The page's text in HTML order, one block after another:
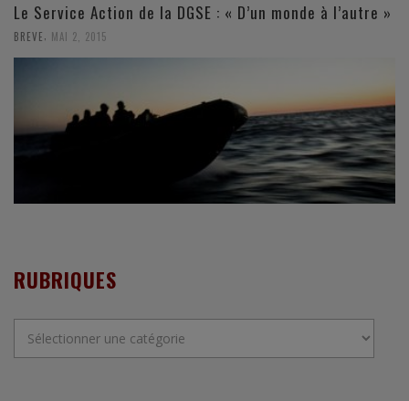
Le Service Action de la DGSE : « D’un monde à l’autre »
BREVE MAI 2, 2015
RUBRIQUES